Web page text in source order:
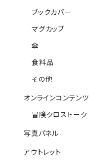
ブックカバー
マグカップ
傘
食料品
その他
オンラインコンテンツ
冒険クロストーク
写真パネル
アウトレット